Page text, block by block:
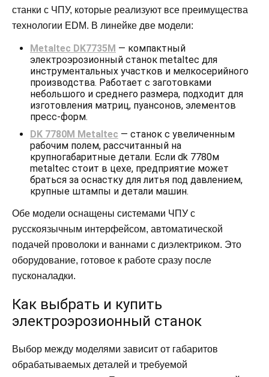
станки с ЧПУ, которые реализуют все преимущества
технологии EDM. В линейке две модели:
Metaltec DK7735M — компактный
электроэрозионный станок metaltec для
инструментальных участков и мелкосерийного
производства. Работает с заготовками
небольшого и среднего размера, подходит для
изготовления матриц, пуансонов, элементов
пресс-форм.
DK 7780М Metaltec — станок с увеличенным
рабочим полем, рассчитанный на
крупногабаритные детали. Если dk 7780м
metaltec стоит в цехе, предприятие может
браться за оснастку для литья под давлением,
крупные штампы и детали машин.
Обе модели оснащены системами ЧПУ с
русскоязычным интерфейсом, автоматической
подачей проволоки и ваннами с диэлектриком. Это
оборудование, готовое к работе сразу после
пусконаладки.
Как выбрать и купить
электроэрозионный станок
Выбор между моделями зависит от габаритов
обрабатываемых деталей и требуемой